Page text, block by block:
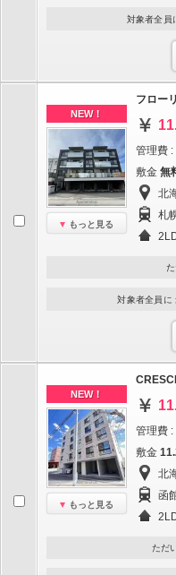
対象者全員
NEW！
もっと見る
フロー
管理費 :
敷金 無
北
札
た
対象者全員に
NEW！
もっと見る
管理費 :
敷金
北
函
ただ